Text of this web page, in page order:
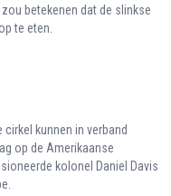
betekenen dat de slinkse
te eten.
kunnen in verband
op de Amerikaanse
kolonel Daniel Davis